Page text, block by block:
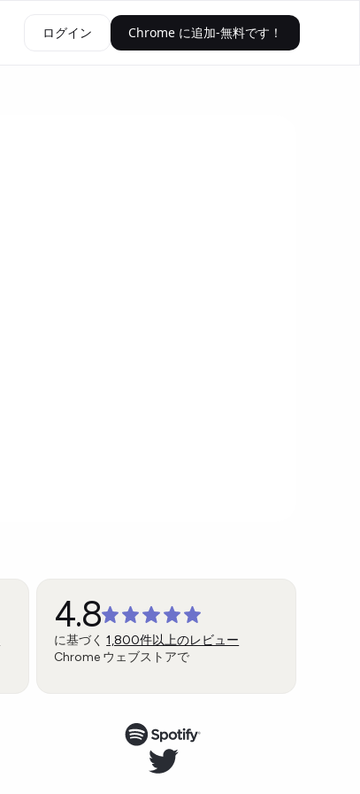
ログイン Chrome に追加-無料です！
4.8
に基づく1,800件以上のレビュー
Chrome ウェブストアで